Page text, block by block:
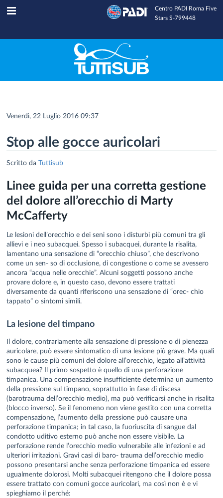
Centro PADI Roma Five
Stars S-799448
Tuttisub INFOLINE
Venerdì, 22 Luglio 2016 09:37
Stop alle gocce auricolari
Scritto daTuttisub
Linee guida per una corretta gestione
del dolore all’orecchio di Marty
McCafferty
Le lesioni dell’orecchio e dei seni sono i disturbi più comuni tra gli
allievi e i neo subacquei. Spesso i subacquei, durante la risalita,
lamentano una sensazione di “orecchio chiuso”, che descrivono
come un sen- so di occlusione, di congestione o come se avessero
ancora “acqua nelle orecchie”. Alcuni soggetti possono anche
provare dolore e, in questo caso, devono essere trattati
diversamente da quanti riferiscono una sensazione di “orec- chio
tappato” o sintomi simili.
La lesione del timpano
Il dolore, contrariamente alla sensazione di pressione o di pienezza
auricolare, può essere sintomatico di una lesione più grave. Ma quali
sono le cause più comuni del dolore all’orecchio, legato all’attività
subacquea? Il primo sospetto è quello di una perforazione
timpanica. Una compensazione insufficiente determina un aumento
della pressione sul timpano, soprattutto in fase di discesa
(barotrauma dell’orecchio medio), ma può verificarsi anche in risalita
(blocco inverso). Se il fenomeno non viene gestito con una corretta
compensazione, l’aumento della pressione può causare una
perforazione timpanica; in tal caso, la fuoriuscita di sangue dal
condotto uditivo esterno può anche non essere visibile. La
perforazione rende l’orecchio medio vulnerabile alle infezioni e ad
ulteriori irritazioni. Gravi casi di baro- trauma dell’orecchio medio
possono presentarsi anche senza perforazione timpanica ed essere
ugualmente dolorosi. Molti subacquei ritengono che il dolore possa
essere trattato con comuni gocce auricolari, ma così non è e vi
spieghiamo il perché: